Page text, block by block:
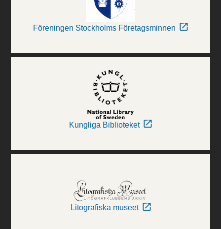
Föreningen Stockholms Företagsminnen
Kungliga Biblioteket
Litografiska museet